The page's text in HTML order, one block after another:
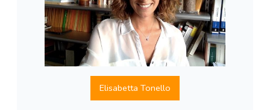
Elisabetta Tonello